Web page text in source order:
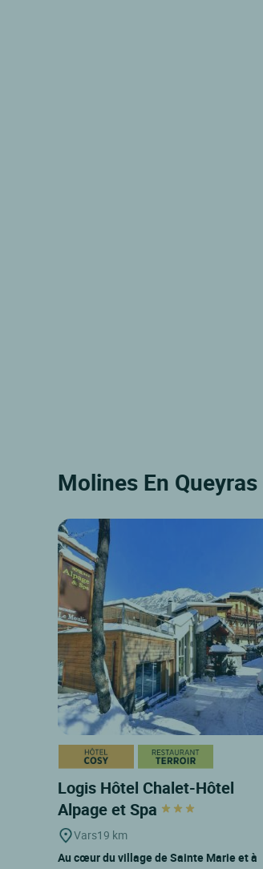
Molines En
Logis Hôtel Chalet-Hôtel
Alpage et Spa
Vars19 km
Au cœur du village de Sainte Marie et à